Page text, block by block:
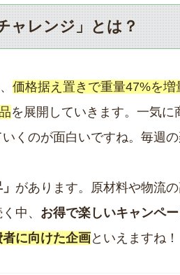
ャレンジ」とは？
価格据え置きで重量47%を増
を展開していきます。一気
くのが面白いですね。毎週の
があります。原材料や物流
中、 お得で楽しいキャンペ
に向けた企画といえますね！